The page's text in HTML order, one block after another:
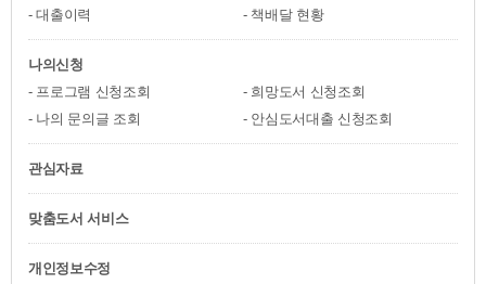
대출이력
책배달 현황
나의신청
프로그램 신청조회
희망도서 신청조회
나의 문의글 조회
안심도서대출 신청조회
관심자료
맞춤도서 서비스
개인정보수정